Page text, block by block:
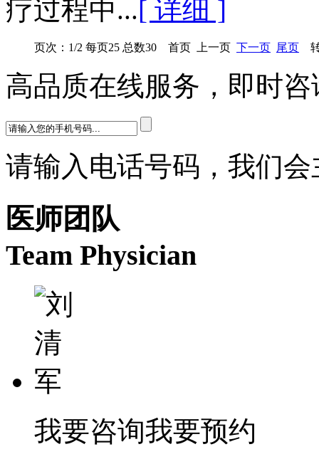
疗过程中...[ 详细 ]
页次：1/2 每页25 总数30 首页 上一页 下一页 尾页
高品质在线服务，即时咨
请输入电话号码，我们
医师团队
Team Physician
我要咨询我要预约